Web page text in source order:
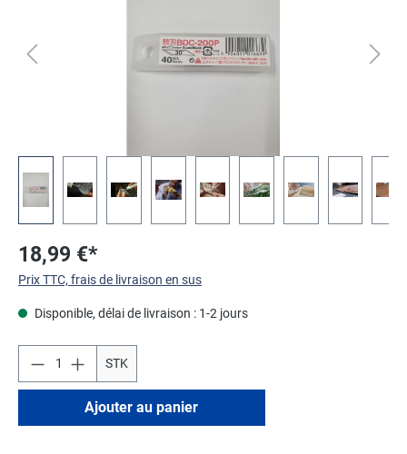
18,99 €*
Prix TTC, frais de livraison en sus
Disponible, délai de livraison : 1-2 jours
STK
Ajouter au panier